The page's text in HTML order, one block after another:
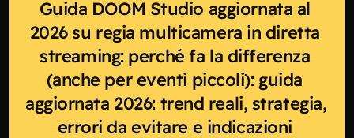
Guida DOOM Studio aggiornata al
2026 su regia multicamera in diretta
streaming: perché fa la differenza
(anche per eventi piccoli): guida
aggiornata 2026: trend reali, strategia,
errori da evitare e indicazioni